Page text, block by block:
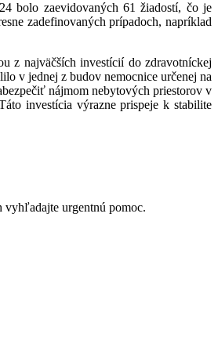
bolo zaevidovaných 61 žiadostí, čo je
zadefinovaných prípadoch, napríklad
z najväčších investícií do zdravotníckej
v jednej z budov nemocnice určenej na
nájmom nebytových priestorov v
investícia výrazne prispeje k stabilite
vyhľadajte urgentnú pomoc.